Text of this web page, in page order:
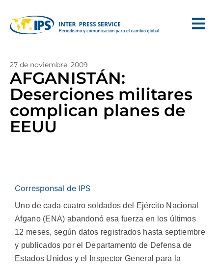
27 de noviembre, 2009
AFGANISTÁN:
Deserciones militares
complican planes de
EEUU
Corresponsal de IPS
Uno de cada cuatro soldados del Ejército Nacional
Afgano (ENA) abandonó esa fuerza en los últimos
12 meses, según datos registrados hasta septiembre
y publicados por el Departamento de Defensa de
Estados Unidos y el Inspector General para la